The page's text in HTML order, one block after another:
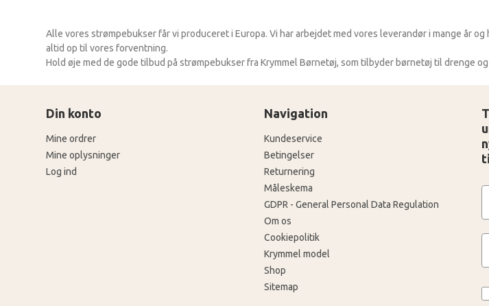
Alle vores strømpebukser får vi produceret i Europa. Vi har arbejdet med vores leverandør i mange år
altid op til vores forventning.
Hold øje med de gode tilbud på strømpebukser fra Krymmel Børnetøj, som tilbyder børnetøj til drenge
Din konto
Mine ordrer
Mine oplysninger
Log ind
Navigation
Kundeservice
Betingelser
Returnering
Måleskema
GDPR - General Personal Data Regulation
Om os
Cookiepolitik
Krymmel model
Shop
Sitemap